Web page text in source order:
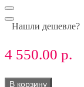
Нашли дешевле?
4 550.00 р.
В корзину